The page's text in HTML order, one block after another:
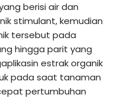
berisi air dan
stimulant, kemudian
tersebut pada
hingga parit yang
estrak organik
pada saat tanaman
pertumbuhan